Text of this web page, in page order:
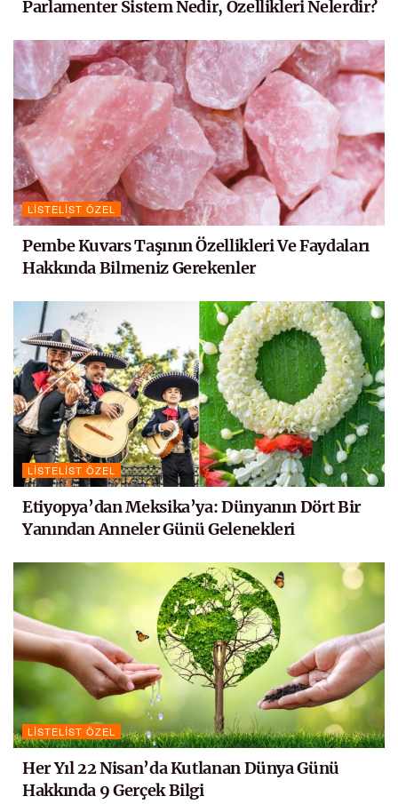
Parlamenter Sistem Nedir, Özellikleri Nelerdir?
LISTELIST ÖZEL
Pembe Kuvars Taşının Özellikleri Ve Faydaları
Hakkında Bilmeniz Gerekenler
LISTELIST ÖZEL
Etiyopya’dan Meksika’ya: Dünyanın Dört Bir
Yanından Anneler Günü Gelenekleri
LISTELIST ÖZEL
Her Yıl 22 Nisan’da Kutlanan Dünya Günü
Hakkında 9 Gerçek Bilgi